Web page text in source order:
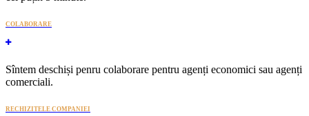
COLABORARE
Sîntem deschiși penru colaborare pentru agenți economici sau agenți
comerciali.
RECHIZITELE COMPANIEI